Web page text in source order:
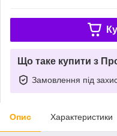
Що таке купити з
Замовлення під
Опис Характеристики